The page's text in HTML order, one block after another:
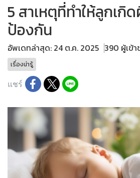
5 สาเหตุที่ทำให้ลูกเกิ
ป้องกัน
อัพเดทล่าสุด: 24 ต.ค. 2025 390 ผู้เข้า
เรื่องน่ารู้
แชร์